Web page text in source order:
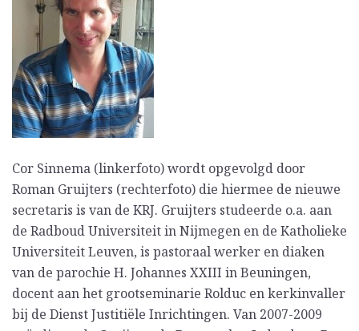
Cor Sinnema (linkerfoto) wordt opgevolgd door
Roman Gruijters (rechterfoto) die hiermee de nieuwe
secretaris is van de KRJ. Gruijters studeerde o.a. aan
de Radboud Universiteit in Nijmegen en de Katholieke
Universiteit Leuven, is pastoraal werker en diaken
van de parochie H. Johannes XXIII in Beuningen,
docent aan het grootseminarie Rolduc en kerkinvaller
bij de Dienst Justitiële Inrichtingen. Van 2007-2009